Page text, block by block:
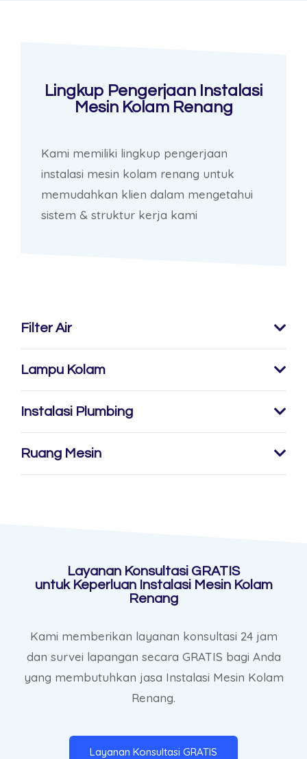
Lingkup Pengerjaan Instalasi
Mesin Kolam Renang
Kami memiliki lingkup pengerjaan
instalasi mesin kolam renang untuk
memudahkan klien dalam mengetahui
sistem & struktur kerja kami
Filter Air
Lampu Kolam
Instalasi Plumbing
Ruang Mesin
Layanan Konsultasi GRATIS
untuk Keperluan Instalasi Mesin Kolam
Renang
Kami memberikan layanan konsultasi 24 jam
dan survei lapangan secara GRATIS bagi Anda
yang membutuhkan jasa Instalasi Mesin Kolam
Renang.
Layanan Konsultasi GRATIS